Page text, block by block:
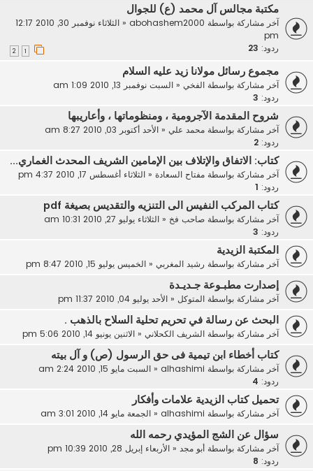
مكتبة مجالس آل محمد (ع) للجوال
آخر مشاركة بواسطة abohashem2000
«
الثلاثاء نوفمبر 30, 2010 12:17
pm
ردود: 23
مجموع رسائل مولانا زيد عليه السلام
آخر مشاركة بواسطة الفخي « السبت نوفمبر 13, 2010 1:09 am
ردود: 3
شروح المقدمة الآجرومية ، ومنظوماتها ، وأعاريبها
آخر مشاركة بواسطة محمد علي « الأحد أكتوبر 03, 2010 8:27 am
ردود: 2
كتاب: الاتفاق والإتلاف بين الإمامين الشريف المحدث الغماري...
آخر مشاركة بواسطة مفتاح السعادة« الثلاثاء أغسطس 17, 2010 4:37 pm
ردود:
كتاب المركب النفيس الى التنزيه والتقديس بصيغة pdf
آخر مشاركة بواسطة صاحب فخ« الثلاثاء يوليو 27, 2010 10:31 am
ردود: 3
المكتبة الزيدية
آخر مشاركة بواسطة رشيد المغربي « الخميس يوليو 15, 2010 8:47 pm
إصدارت مطبـوعة جـديـدة
آخر مشاركة بواسطة المتوكل « الأحد يوليو 04, 2010 11:37 pm
البحث عن رسالة في تحريم تحلية السلاح بالذهب .
آخر مشاركة بواسطة الشريف الكحلاني « الاثنين يونيو 14, 2010 5:06 pm
كتاب أخطاء ابن تيمية فى حق الرسول (ص) و آل بيته
آخر مشاركة بواسطة alhashimi
« السبت مايو 15, 2010 2:24 am
ردود: 4
تحميل كتاب الزيدية علامات وأفكار
آخر مشاركة بواسطة alhashimi
« الجمعة مايو 14, 2010 3:01 am
سؤال عن الشج المؤيدي رحمه الله
آخر مشاركة بواسطة أبو مجد« الأربعاء إبريل 28, 2010 10:39 pm
ردود: 8